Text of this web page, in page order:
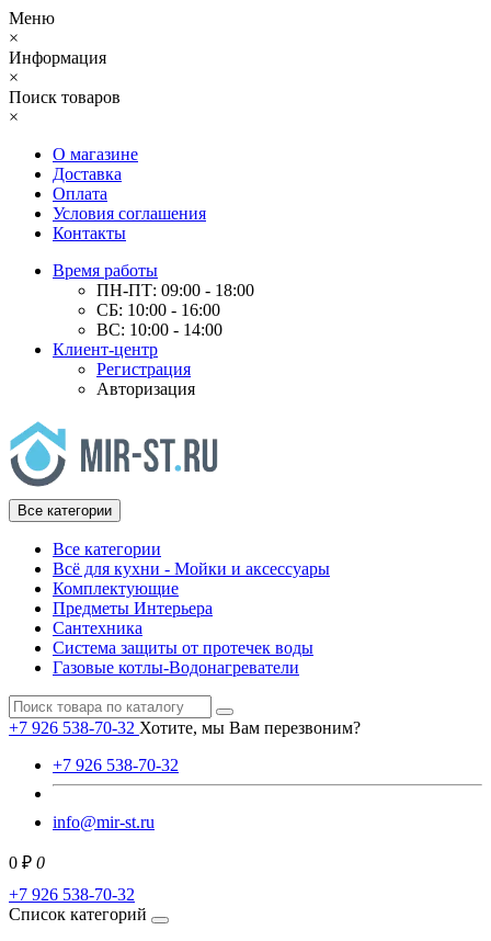
Меню
×
Информация
×
Поиск товаров
×
О магазине
Доставка
Оплата
Условия соглашения
Контакты
Время работы
ПН-ПТ: 09:00 - 18:00
СБ: 10:00 - 16:00
ВС: 10:00 - 14:00
Клиент-центр
Регистрация
Авторизация
Все категории
Все категории
Всё для кухни - Мойки и аксессуары
Комплектующие
Предметы Интерьера
Сантехника
Система защиты от протечек воды
Газовые котлы-Водонагреватели
+7 926 538-70-32 Хотите, мы Вам перезвоним?
+7 926 538-70-32
info@mir-st.ru
0 ₽ 0
+7 926 538-70-32
Список категорий